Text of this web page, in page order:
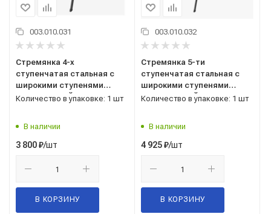
003.010.031
Стремянка 4-х
ступенчатая стальная с
широкими ступенями
черная САРАЙЛЫ-М
Количество в упаковке: 1 шт
В наличии
3 800₽/шт
В КОРЗИНУ
003.010.032
Стремянка 5-ти
ступенчатая стальная с
широкими ступенями
черная САРАЙЛЫ-М
Количество в упаковке: 1 шт
В наличии
4 925₽/шт
В КОРЗИНУ